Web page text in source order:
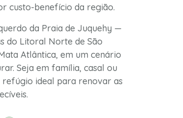
custo-benefício da região.
da Praia de Juquehy —
do Litoral Norte de São
Atlântica, em um cenário
Seja em família, casal ou
ideal para renovar as